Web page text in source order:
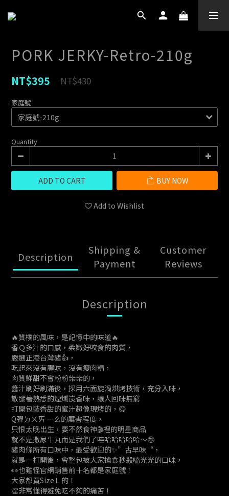
PORK JERKY-Retro-210g
NT$395 NT$430
家庭號
Quantity
ADD TO CART BUY NOW
Add to Wishlist
Description
Shipping &
Payment
Customer
Reviews
Description
🔥質樸的風味，是記憶中的味道🔥
香Ｑ多汁的口感，柔嫩好咬食的肉質，
嚴選正港台灣豬👍，
吃起來沒有腥味，沒有瘦肉精，
肉質鮮甜不會粉粉柴柴的，
醬汁刷好刷滿後，採用六面旋渦烘烤技術，充分入味，
散發著熟悉的煙燻炭香味，讓人回味無窮
打開包裝香甜的蜜汁超像現烤的，😋
Q彈ㄉㄨㄞ ㄧㄠ的厲害程度，
只恨太晚出生，要不然食神🎬裡的明星商品
就不是撒尿牛丸而是我們了哇哈哈哈哈哈～🤪
豬肉條所有口味中，最受歡迎的✨”古早味“，
就是一打開後，會整包被大家搶食秒殺嗑光光的口味，
👀也難怪官網銷售前十名都是家庭號！
大家都買SizeＬ的！
👏非常懂得避免吃不夠的痛苦！